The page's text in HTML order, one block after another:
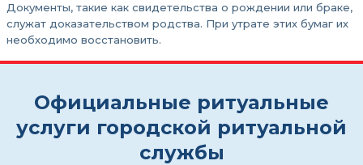
Документы, такие как свидетельства о рождении или браке,
служат доказательством родства. При утрате этих бумаг их
необходимо восстановить.
Официальные ритуальные
услуги городской ритуальной
службы